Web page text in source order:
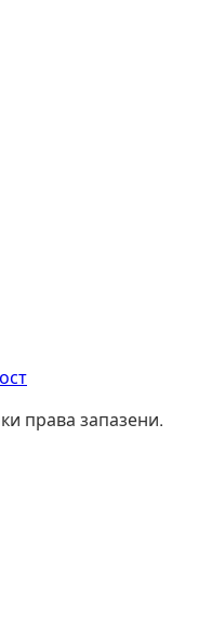
права запазени.